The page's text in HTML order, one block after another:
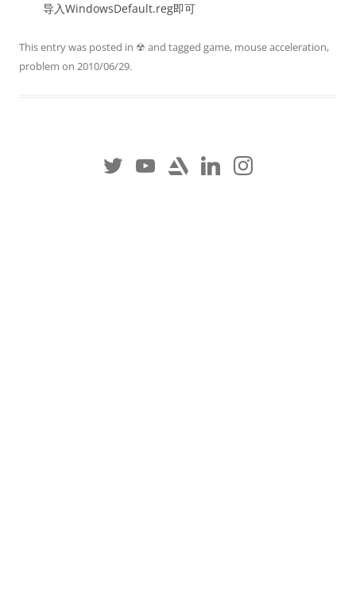
导入WindowsDefault.reg即可
This entry was posted in ☢ and tagged game, mouse acceleration,
problem on 2010/06/29.